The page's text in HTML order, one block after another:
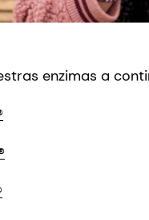
enzimas a